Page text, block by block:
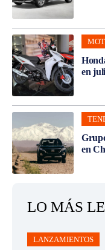
en
en
LO MÁS
LANZAMIENTOS